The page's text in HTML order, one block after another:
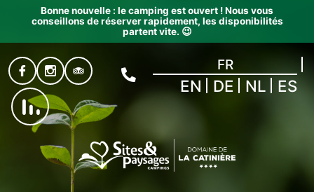
Bonne nouvelle : le camping est ouvert ! Nous vous
conseillons de réserver rapidement, les disponibilités
partent vite. 😉
FR
EN DE NL ES